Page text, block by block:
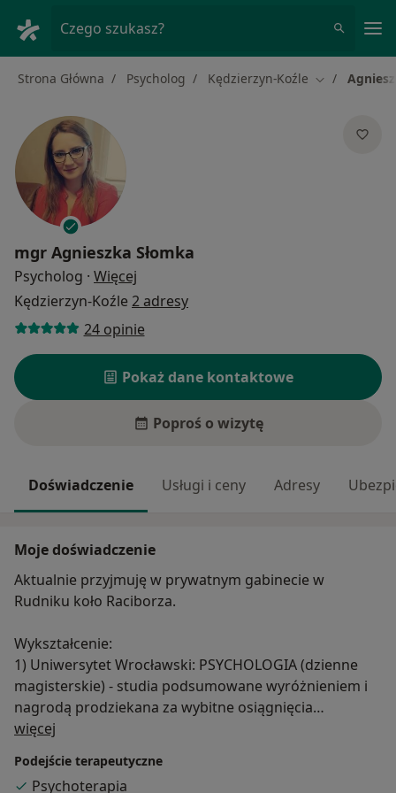
Czego szukasz?
Strona Główna Psycholog Kędzierzyn-Koźle Zmień miasto
mgr Agnieszka Słomka
Psycholog · Więcej
Kędzierzyn-Koźle 2 adresy
24 opinie
Pokaż dane kontaktowe
Poproś o wizytę
Doświadczenie Usługi i ceny Adresy
Moje doświadczenie
Aktualnie przyjmuję w prywatnym gabinecie w
Rudniku koło Raciborza.
Wykształcenie:
1) Uniwersytet Wrocławski: PSYCHOLOGIA (dzienne
magisterskie) - studia podsumowane wyróżnieniem i
nagrodą prodziekana za wybitne osiągnięcia
edukacyjne i działalność naukową.
2) Dolnośląskie Centrum Psychoterapii: INTERWENCJA
KRYZYSOWA.
więcej
Podejście terapeutyczne
Psychoterapia